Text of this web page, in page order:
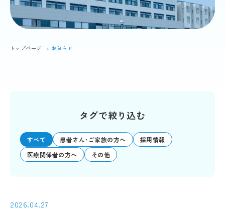
トップページ お知らせ
タグで絞り込む
すべて 患者さん･ご家族の方へ
採用情報
医療関係者の方へ
その他
2026.04.27